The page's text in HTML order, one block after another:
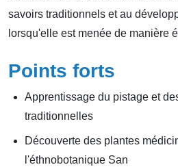
savoirs traditionnels et au
lorsqu'elle est menée de manière
Points forts
Apprentissage du pistage et
traditionnelles
Découverte des plantes
l'éthnobotanique San